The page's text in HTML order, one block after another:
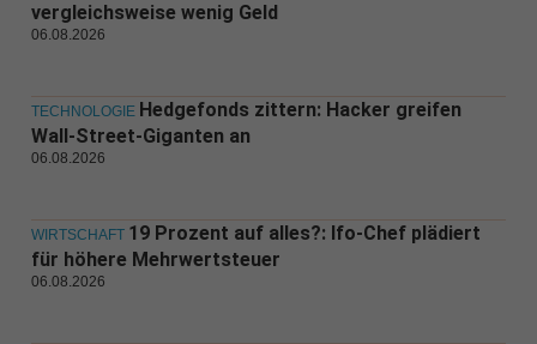
vergleichsweise wenig Geld
06.08.2026
TECHNOLOGIE Hedgefonds zittern: Hacker greifen
Wall-Street-Giganten an
06.08.2026
WIRTSCHAFT 19 Prozent auf alles?: Ifo-Chef plädiert
für höhere Mehrwertsteuer
06.08.2026